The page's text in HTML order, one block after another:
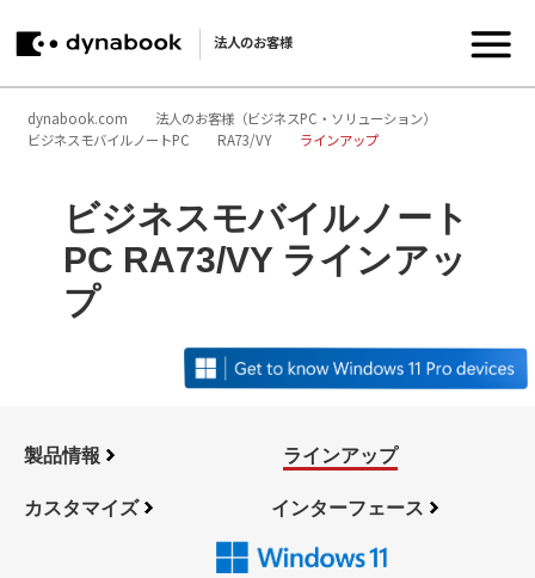
法人のお客様
dynabook.com
法人のお客様（ビジネスPC・ソリューション）
ビジネスモバイルノートPC
RA73/VY ラインアップ
ビジネスモバイルノート
PC RA73/VY ラインアッ
プ
製品情報 ラインアップ
カスタマイズ インターフェース